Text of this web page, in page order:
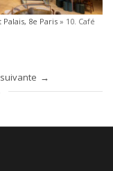
8e Paris » 10. Café